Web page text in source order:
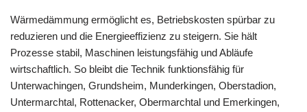
Wärmedämmung ermöglicht es, Betriebskosten spürbar zu
reduzieren und die Energieeffizienz zu steigern. Sie hält
Prozesse stabil, Maschinen leistungsfähig und Abläufe
wirtschaftlich. So bleibt die Technik funktionsfähig für
Unterwachingen, Grundsheim, Munderkingen, Oberstadion,
Untermarchtal, Rottenacker, Obermarchtal und Emerkingen,